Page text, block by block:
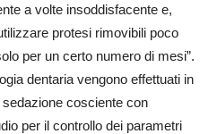
a volte insoddisfacente e,
protesi rimovibili poco
per un certo numero di mesi”.
dentaria vengono effettuati in
cosciente con
per il controllo dei parametri